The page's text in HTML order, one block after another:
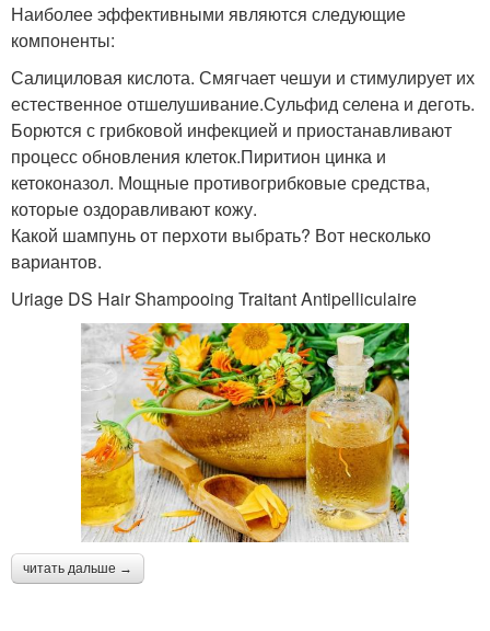
Наиболее эффективными являются следующие
компоненты:
Салициловая кислота. Смягчает чешуи и стимулирует их
естественное отшелушивание.Сульфид селена и деготь.
Борются с грибковой инфекцией и приостанавливают
процесс обновления клеток.Пиритион цинка и
кетоконазол. Мощные противогрибковые средства,
которые оздоравливают кожу.
Какой шампунь от перхоти выбрать? Вот несколько
вариантов.
Uriage DS Hair Shampooing Traitant Antipelliculaire
читать дальше →